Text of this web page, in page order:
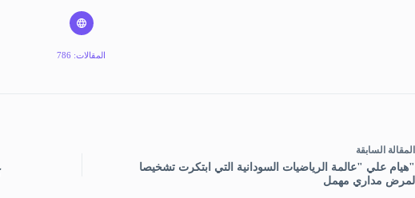
المقالات: 786
المقالة السابقة
"هيام علي "عالمة الرياضيات السودانية التي ابتكرت تشخيصا
لمرض مداري مهمل